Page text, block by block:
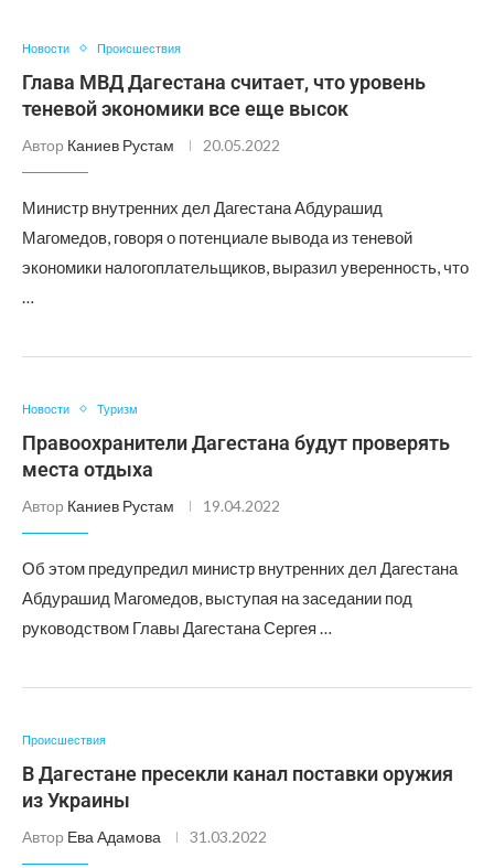
Новости Происшествия
Глава МВД Дагестана считает, что уровень
теневой экономики все еще высок
Автор Каниев Рустам 20.05.2022
Министр внутренних дел Дагестана Абдурашид
Магомедов, говоря о потенциале вывода из теневой
экономики налогоплательщиков, выразил уверенность, что
…
Новости Туризм
Правоохранители Дагестана будут проверять
места отдыха
Автор Каниев Рустам 19.04.2022
Об этом предупредил министр внутренних дел Дагестана
Абдурашид Магомедов, выступая на заседании под
руководством Главы Дагестана Сергея …
Происшествия
В Дагестане пресекли канал поставки оружия
из Украины
Автор Ева Адамова 31.03.2022